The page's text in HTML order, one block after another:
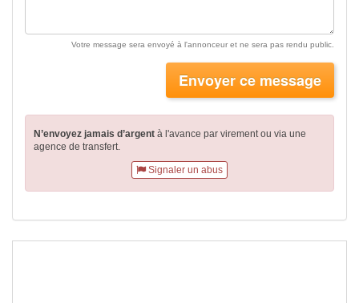
Votre message sera envoyé à l'annonceur et ne sera pas rendu public.
Envoyer ce message
N’envoyez jamais d’argent à l'avance par virementou via une
agence de transfert.
Signaler un abus